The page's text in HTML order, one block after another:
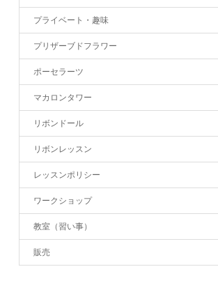
プライベート・趣味
プリザーブドフラワー
ポーセラーツ
マカロンタワー
リボンドール
リボンレッスン
レッスンポリシー
ワークショップ
教室（習い事）
販売